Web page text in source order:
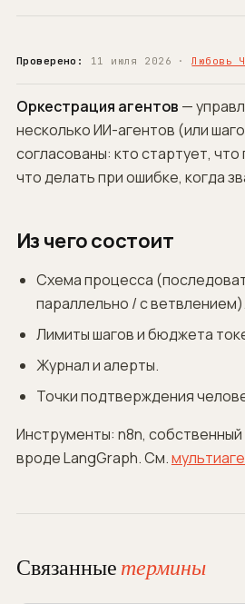
Проверено: 11 июля 2026 ·Любовь
Оркестрация агентов —
несколько ИИ-агентов (или
согласованы: кто стартует,
что делать при ошибке, когда
Из чего состоит
Схема процесса
параллельно / с ветвлением).
Лимиты шагов и бюджета
Журнал и алерты.
Точки подтверждения
Инструменты: n8n,
вроде LangGraph. См.
Связанныетермины